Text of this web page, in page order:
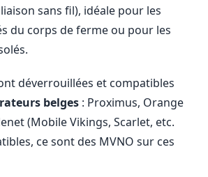
sans fil), idéale pour les
du corps de ferme ou pour les
déverrouillées et compatibles
belges : Proximus, Orange
(Mobile Vikings, Scarlet, etc.
ce sont des MVNO sur ces